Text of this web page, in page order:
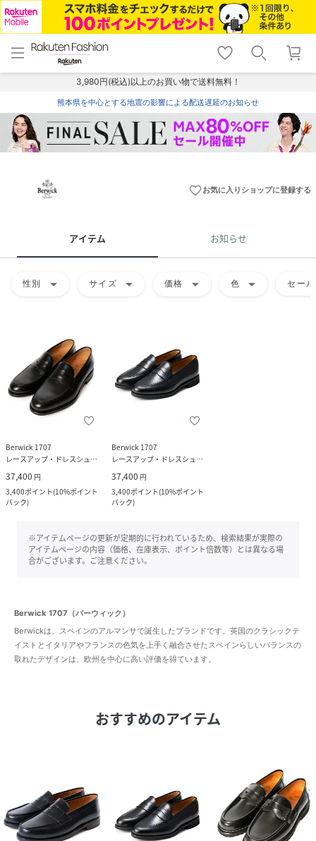
menu home
トップ
shopping_cart lock_outline
ログイン
3,980円(税込)以上のお買い物で送料無料！
熊本県を中心とする地震の影響による配送遅延のお知らせ
favorite_borderお気に入りショップに登録する
アイテム お知らせ
性別 arrow_drop_down サイズ arrow_drop_down 価格 arrow_drop_down 色 arrow_drop_down セール
Berwick 1707
レースアップ・ドレスシューズ
37,400 円
3,400ポイント(10%ポイント
バック)
Berwick 1707
レースアップ・ドレスシューズ
37,400 円
3,400ポイント(10%ポイント
バック)
※アイテムページの更新が定期的に行われているため、検索結果が実際の
アイテムページの内容（価格、在庫表示、ポイント倍数等）とは異なる場
合がございます。ご注意ください。
Berwick 1707（バーウィック）
Berwickは、スペインのアルマンサで誕生したブランドです。英国のクラシックテ
イストとイタリアやフランスの色気を上手く融合させたスペインらしいバランスの
取れたデザインは、欧州を中心に高い評価を得ています。
おすすめのアイテム